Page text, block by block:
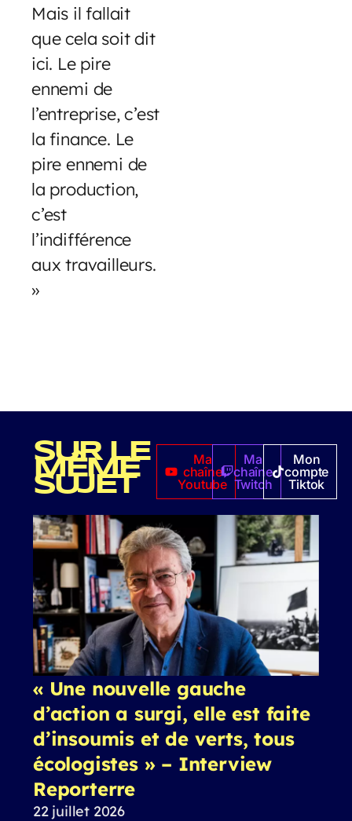
Mais il fallait
que cela soit dit
ici. Le pire
ennemi de
l’entreprise, c’est
la finance. Le
pire ennemi de
la production,
c’est
l’indifférence
aux travailleurs.
»
SUR LE
MÊME
SUJET
Ma
chaîne
Youtube
Ma
chaîne
Twitch
Mon
compte
Tiktok
« Une nouvelle gauche
d’action a surgi, elle est faite
d’insoumis et de verts, tous
écologistes » – Interview
Reporterre
22 juillet 2026